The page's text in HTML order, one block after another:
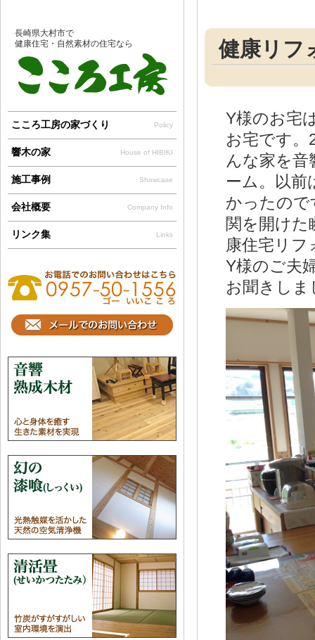
健康リフ
Y様のお宅
お宅です。
んな家を
ーム。以前
かったので
関を開けた
康住宅リ
Y様のご夫
お聞きしま
長崎県大村市で
健康住宅・自然素材の住宅なら
こころ工房の家づくり Policy
響木の家 House of HIBIKI
施工事例 Showcase
会社概要 Company Info
リンク集 Links